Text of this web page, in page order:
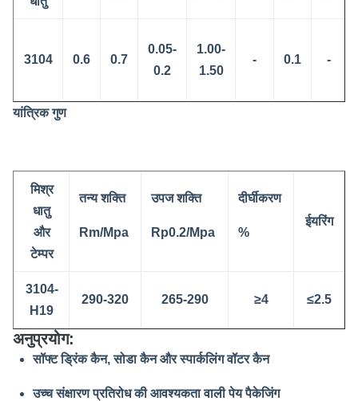
3104 0.6 0.7
0.05-
0.2
1.00-
1.50
- 0.1 -
यांत्रिक गुण
मिश्र
धातु
और
टेम्पर
तन्य शक्ति
Rm/Mpa
उपज शक्ति
Rp0.2/Mpa
दीर्घीकरण
%
ईयरिंग
3104-
H19
290-320 265-290 ≥4 ≤2.5
अनुप्रयोग:
सॉफ्ट ड्रिंक कैन, सोडा कैन और स्पार्कलिंग वॉटर कैन
उच्च संक्षारण प्रतिरोध की आवश्यकता वाली पेय पैकेजिंग